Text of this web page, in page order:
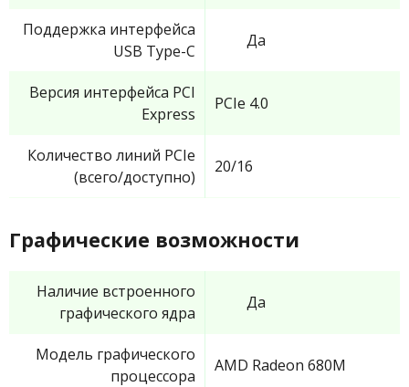
Поддержка интерфейса
USB Type-C
Да
Версия интерфейса PCI
Express
PCIe 4.0
Количество линий PCIe
(всего/доступно)
20/16
Графические возможности
Наличие встроенного
графического ядра
Да
Модель графического
процессора
AMD Radeon 680M